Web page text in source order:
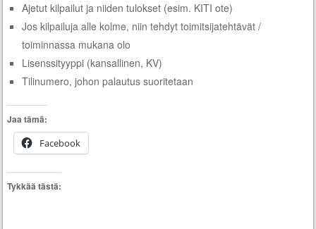
Ajetut kilpailut ja niiden tulokset (esim. KITI ote)
Jos kilpailuja alle kolme, niin tehdyt toimitsijatehtävät /
toiminnassa mukana olo
Lisenssityyppi (kansallinen, KV)
Tilinumero, johon palautus suoritetaan
Jaa tämä:
Facebook
Tykkää tästä: